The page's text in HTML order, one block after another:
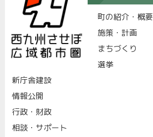
町の紹介・概要
施策・計画
まちづくり
選挙
新庁舎建設
情報公開
行政・財政
相談・サポート